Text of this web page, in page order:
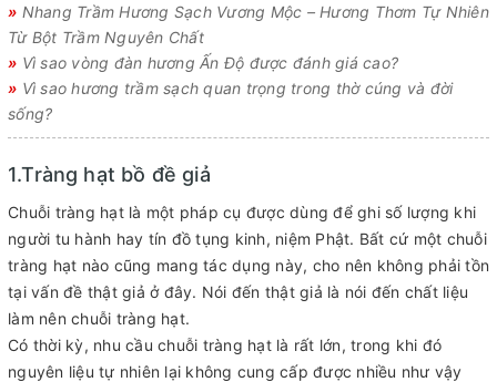
» Nhang Trầm Hương Sạch Vương Mộc – Hương Thơm Tự Nhiên
Từ Bột Trầm Nguyên Chất
» Vì sao vòng đàn hương Ấn Độ được đánh giá cao?
» Vì sao hương trầm sạch quan trọng trong thờ cúng và đời
sống?
1.Tràng hạt bồ đề giả
Chuỗi tràng hạt là một pháp cụ được dùng để ghi số lượng khi
người tu hành hay tín đồ tụng kinh, niệm Phật. Bất cứ một chuỗi
tràng hạt nào cũng mang tác dụng này, cho nên không phải tồn
tại vấn đề thật giả ở đây. Nói đến thật giả là nói đến chất liệu
làm nên chuỗi tràng hạt.
Có thời kỳ, nhu cầu chuỗi tràng hạt là rất lớn, trong khi đó
nguyên liệu tự nhiên lại không cung cấp được nhiều như vậy